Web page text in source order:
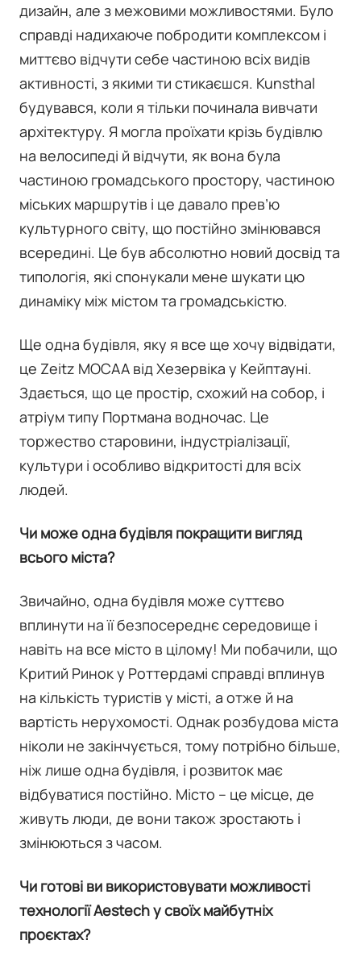
дизайн, але з межовими можливостями. Було
справді надихаюче побродити комплексом і
миттєво відчути себе частиною всіх видів
активності, з якими ти стикаєшся. Kunsthal
будувався, коли я тільки починала вивчати
архітектуру. Я могла проїхати крізь будівлю
на велосипеді й відчути, як вона була
частиною громадського простору, частиною
міських маршрутів і це давало прев’ю
культурного світу, що постійно змінювався
всередині. Це був абсолютно новий досвід та
типологія, які спонукали мене шукати цю
динаміку між містом та громадськістю.
Ще одна будівля, яку я все ще хочу відвідати,
це Zeitz MOCAA від Хезервіка у Кейптауні.
Здається, що це простір, схожий на собор, і
атріум типу Портмана водночас. Це
торжество старовини, індустріалізації,
культури і особливо відкритості для всіх
людей.
Чи може одна будівля покращити вигляд
всього міста?
Звичайно, одна будівля може суттєво
вплинути на її безпосереднє середовище і
навіть на все місто в цілому! Ми побачили, що
Критий Ринок у Роттердамі справді вплинув
на кількість туристів у місті, а отже й на
вартість нерухомості. Однак розбудова міста
ніколи не закінчується, тому потрібно більше,
ніж лише одна будівля, і розвиток має
відбуватися постійно. Місто – це місце, де
живуть люди, де вони також зростають і
змінюються з часом.
Чи готові ви використовувати можливості
технології Aestech у своїх майбутніх
проєктах?